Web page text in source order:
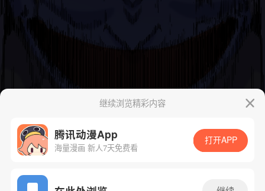
App免费看
继续浏览精彩内容
腾讯动漫App
海量漫画 新人7天免费看
打开APP